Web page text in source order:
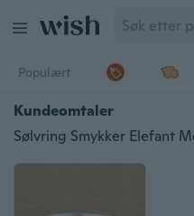
Populært
Kundeomtaler